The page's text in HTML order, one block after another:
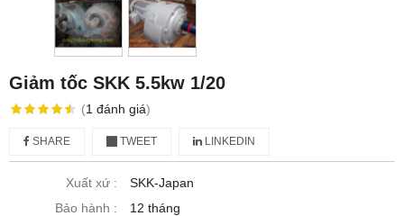
Giảm tốc SKK 5.5kw 1/20
(1 đánh giá)
SHARE TWEET LINKEDIN
Xuất xứ :
SKK-Japan
Bảo hành :
12 tháng